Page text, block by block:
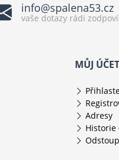
info@spalena53.cz
vaše dotazy rádi
MŮJ ÚČET
Adresy
Historie